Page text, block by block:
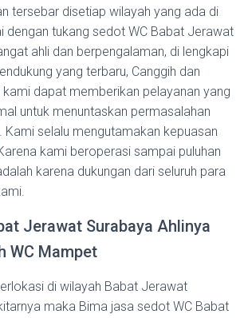
tersebar disetiap wilayah yang ada di
dengan tukang sedot WC Babat Jerawat
ahli dan berpengalaman, di lengkapi
yang terbaru, Canggih dan
kami dapat memberikan pelayanan yang
untuk menuntaskan permasalahan
Kami selalu mengutamakan kepuasan
kami beroperasi sampai puluhan
karena dukungan dari seluruh para
Jerawat Surabaya Ahlinya
WC Mampet
di wilayah Babat Jerawat
maka Bima jasa sedot WC Babat